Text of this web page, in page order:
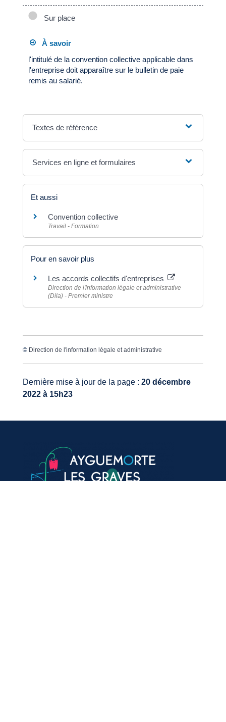
Sur place
À savoir
l'intitulé de la convention collective applicable dans
l'entreprise doit apparaître sur le bulletin de paie
remis au salarié.
Textes de référence
Services en ligne et formulaires
Et aussi
Convention collective
Travail - Formation
Pour en savoir plus
Les accords collectifs d'entreprises
Direction de l'information légale et administrative
(Dila) - Premier ministre
© Direction de l'information légale et administrative
Dernière mise à jour de la page : 20 décembre
2022 à 15h23